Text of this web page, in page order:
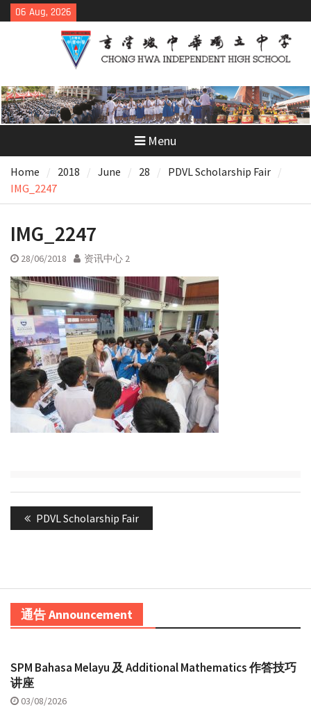
Skip
to
06 Aug, 2026
Menu
Home 2018 June 28
PDVL Scholarship Fair
IMG_2247
IMG_2247
28/06/2018 资讯中心 2
navigation
Previous
post:
PDVL Scholarship Fair
通告 Announcement
SPM Bahasa Melayu 及 Additional Mathematics 作答技巧
讲座
03/08/2026